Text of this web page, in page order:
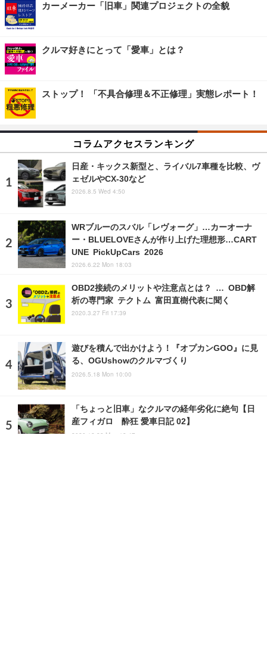
カーメーカー「旧車」関連プロジェクトの全貌
クルマ好きにとって「愛車」とは？
ストップ！ 「不具合修理＆不正修理」実態レポート！
コラムアクセスランキング
日産・キックス新型と、ライバル7車種を比較、ヴ
ェゼルやCX-30など
2026.8.5 Wed 4:50
WRブルーのスバル「レヴォーグ」…カーオーナ
ー・BLUELOVEさんが作り上げた理想形…CART
UNE PickUpCars 2026
2026.6.22 Mon 18:03
OBD2接続のメリットや注意点とは？ … OBD解
析の専門家 テクトム 富田直樹代表に聞く
2020.3.27 Fri 17:39
遊びを積んで出かけよう！『オプカンGOO』に見
る、OGUshowのクルマづくり
2026.5.18 Mon 10:00
「ちょっと旧車」なクルマの経年劣化に絶句【日
産フィガロ 酔狂 愛車日記 02】
2020.12.28 Mon 18:47